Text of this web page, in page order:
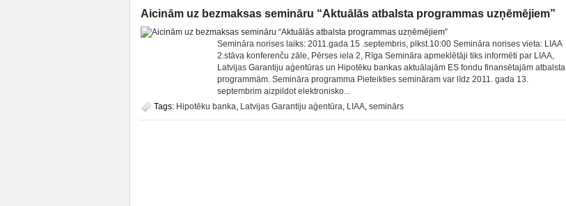
Aicinām uz bezmaksas semināru “Aktuālās atbalsta programmas uzņēmējiem”
Semināra norises laiks: 2011.gada 15 .septembris, plkst.10:00 Semināra norises vieta: LIAA
2.stāva konferenču zāle, Pērses iela 2, Rīga Semināra apmeklētāji tiks informēti par LIAA,
Latvijas Garantiju aģentūras un Hipotēku bankas aktuālajām ES fondu finansētajām atbalsta
programmām. Semināra programma Pieteikties semināram var līdz 2011. gada 13.
septembrim aizpildot elektronisko...
Tags: Hipotēku banka, Latvijas Garantiju aģentūra, LIAA, seminārs